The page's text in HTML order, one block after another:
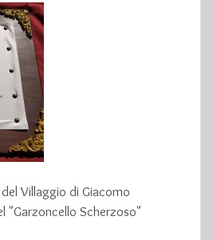
Villaggio di Giacomo
"Garzoncello Scherzoso"